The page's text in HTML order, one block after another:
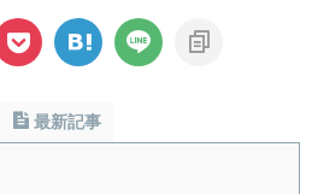
最新記事